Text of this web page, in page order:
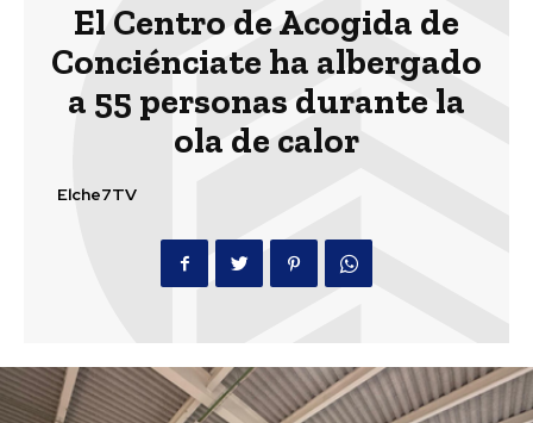
El Centro de Acogida de
Conciénciate ha albergado
a 55 personas durante la
ola de calor
Elche7TV